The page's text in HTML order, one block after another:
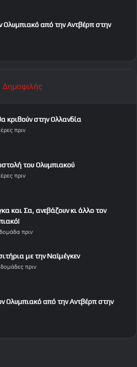
Ολυμπιακό από την Αντβέρπ στην
Δημοφιλής
κριθούν στην Ολλανδία
πριν
του Ολυμπιακού
πριν
και Σα, ανεβάζουν κι άλλο τον
πριν
με την Ναϊμέγκεν
πριν
Ολυμπιακό από την Αντβέρπ στην